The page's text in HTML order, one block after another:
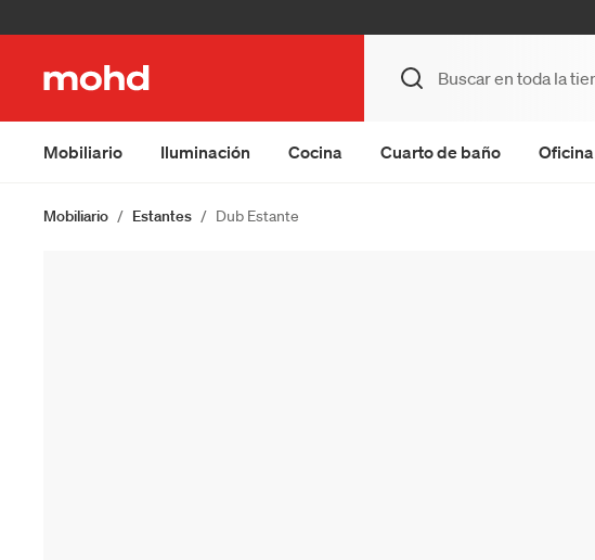
Mobiliario Iluminación Cocina Cuarto de baño Oficina
Mobiliario Estantes Dub Estante